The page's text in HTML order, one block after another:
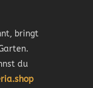
bringt
du